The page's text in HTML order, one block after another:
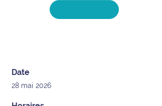
POUR
Date
28 mai 2026